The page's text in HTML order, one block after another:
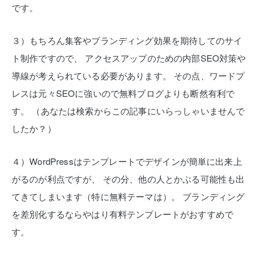
です。
３）もちろん集客やブランディング効果を期待してのサイ
ト制作ですので、
アクセスアップのための内部SEO対策や
導線が考えられている必要があります。
その点、ワードプ
レスは元々SEOに強いので無料ブログよりも断然有利で
す。
（あなたは検索からこの記事にいらっしゃいませんで
したか？）
４）WordPressはテンプレートでデザインが簡単に出来上
がるのが利点ですが、
その分、他の人とかぶる可能性も出
てきてしまいます（特に無料テーマは）。
ブランディング
を差別化するならやはり有料テンプレートがおすすめで
す。